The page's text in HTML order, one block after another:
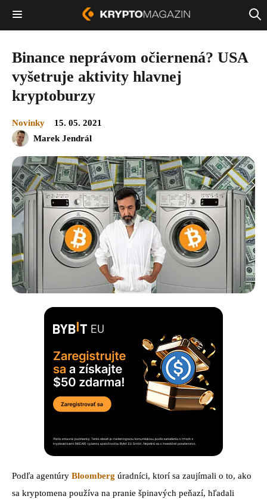
Binance neprávom očiernená? USA
vyšetruje aktivity hlavnej
kryptoburzy
Novinky
15. 05. 2021
Marek Jendrál
Podľa agentúry Bloomberg úradníci, ktorí sa zaujímali o to, ako
sa kryptomena používa na pranie špinavých peňazí, hľadali